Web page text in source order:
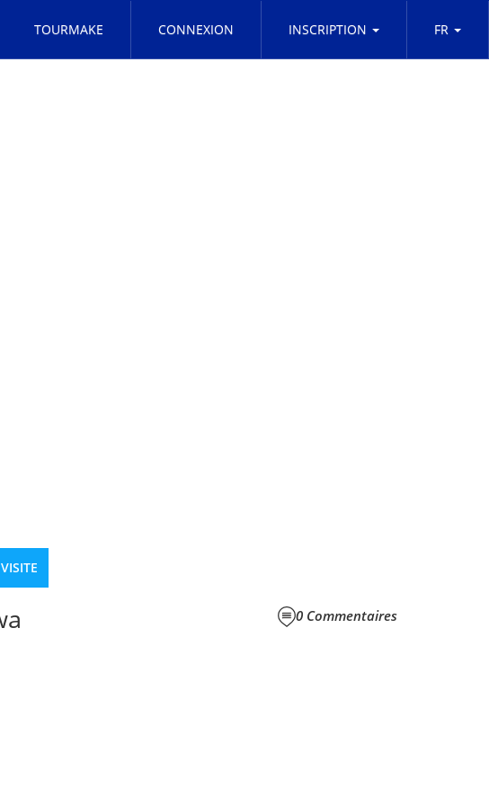
TOURMAKE CONNEXION INSCRIPTION FR
0 Commentaires